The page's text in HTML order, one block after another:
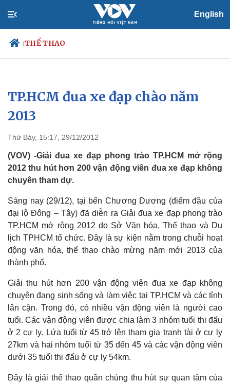
English
/THỂ THAO
Chính trị
Đảng
Tổ chức nhân sự
Nhận diện sự thật
Xã hội
Việc làm
Biển đảo
TP.HCM đua xe đạp chào năm
2013
Thứ Bảy, 15:17, 29/12/2012
(VOV) -Giải đua xe đạp phong trào TP.HCM mở rộng
2012 thu hút hơn 200 vận động viên đua xe đạp không
chuyên tham dự.
Sáng nay (29/12), tại bến Chương Dương (điểm đầu của
đại lộ Đông – Tây) đã diễn ra Giải đua xe đạp phong trào
TP.HCM mở rộng 2012 do Sở Văn hóa, Thể thao và Du
lịch TPHCM tổ chức. Đây là sự kiện nằm trong chuỗi hoạt
động văn hóa, thể thao chào mừng năm mới 2013 của
thành phố.
Giải thu hút hơn 200 vận động viên đua xe đạp không
chuyên đang sinh sống và làm việc tại TP.HCM và các tỉnh
lân cận. Trong đó, có nhiều vận động viên là người cao
tuổi. Các vận động viên được chia làm 3 nhóm tuổi thi đấu
ở 2 cự ly. Lứa tuổi từ 45 trở lên tham gia tranh tài ở cự ly
27km và hai nhóm tuổi từ 35 đến 45 và các vận động viên
dưới 35 tuổi thi đấu ở cự ly 54km.
Đây là giải thể thao quần chúng thu hút sự quan tâm của